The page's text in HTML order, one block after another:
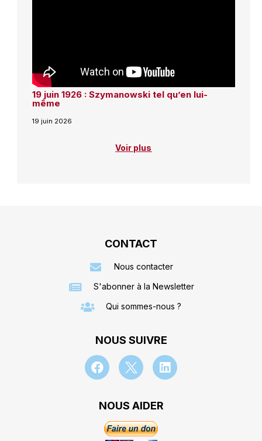
19 juin 1926 : Szymanowski tel qu’en lui-
même
19 juin 2026
Voir plus
CONTACT
Nous contacter
S'abonner à la Newsletter
Qui sommes-nous ?
NOUS SUIVRE
NOUS AIDER